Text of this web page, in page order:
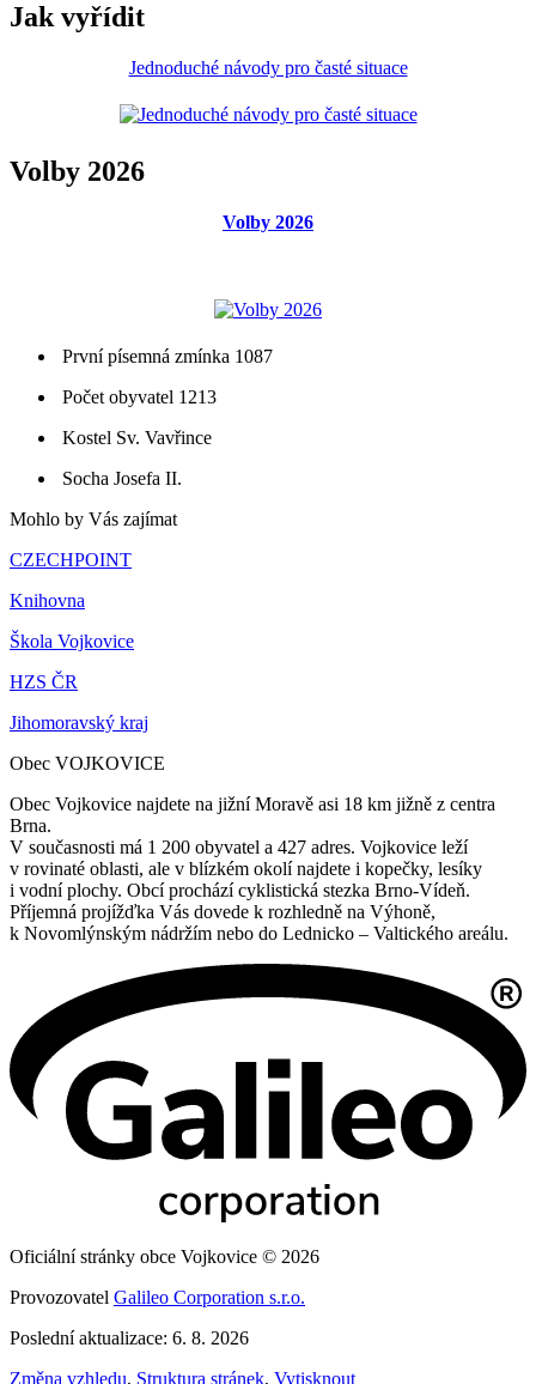
Jak vyřídit
Jednoduché návody pro časté situace
Volby 2026
Volby 2026
První písemná zmínka 1087
Počet obyvatel 1213
Kostel Sv. Vavřince
Socha Josefa II.
Mohlo by Vás zajímat
CZECHPOINT
Knihovna
Škola Vojkovice
HZS ČR
Jihomoravský kraj
Obec VOJKOVICE
Obec Vojkovice najdete na jižní Moravě asi 18 km jižně z centra
Brna.
V současnosti má 1 200 obyvatel a 427 adres. Vojkovice leží
v rovinaté oblasti, ale v blízkém okolí najdete i kopečky, lesíky
i vodní plochy. Obcí prochází cyklistická stezka Brno-Vídeň.
Příjemná projížďka Vás dovede k rozhledně na Výhoně,
k Novomlýnským nádržím nebo do Lednicko – Valtického areálu.
Oficiální stránky obce Vojkovice © 2026
Provozovatel Galileo Corporation s.r.o.
Poslední aktualizace: 6. 8. 2026
Změna vzhledu, Struktura stránek, Vytisknout